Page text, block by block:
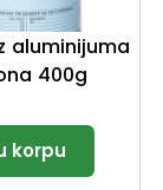
aluminijuma
400g